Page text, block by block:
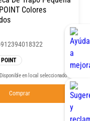
Colores
POINT
en local seleccionado
Comprar